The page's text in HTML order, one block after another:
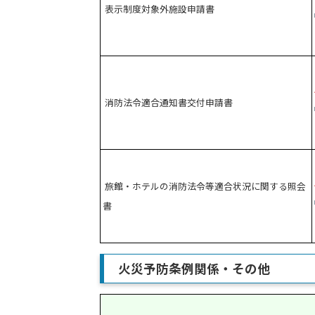
表示制度対象外施設申請書
消防法令適合通知書交付申請書
旅館・ホテルの消防法令等適合状況に関する照会
書
火災予防条例関係・その他